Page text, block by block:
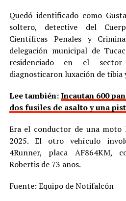
Quedó identificado como
soltero, detective del
Científicas Penales y
delegación municipal de
residenciado en el
diagnosticaron luxación de tibia
Lee también:Incautan 600
dos fusiles de asalto y una
Era el conductor de una moto
2025. El otro vehículo
4Runner, placa AF864KM,
Robertis de 73 años.
Fuente: Equipo de Notifalcón